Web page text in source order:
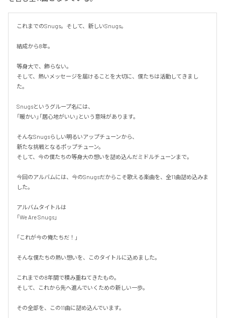
これまでのSnugs。そして、新しいSnugs。
結成から8年。
等身大で、飾らない。
そして、熱いメッセージを届けることを大切に、僕たちは活動してきまし
た。
Snugsというグループ名には、
「暖かい」「居心地がいい」という意味があります。
そんなSnugsらしい明るいアップチューンから、
新たな挑戦となるポップチューン。
そして、今の僕たちの等身大の想いを詰め込んだミドルチューンまで。
今回のアルバムには、今のSnugsだからこそ歌える楽曲を、全11曲詰め込みま
した。
アルバムタイトルは
「We Are Snugs」
「これが今の俺たちだ！」
そんな僕たちの熱い想いを、このタイトルに込めました。
これまでの8年間で積み重ねてきたもの。
そして、これから先へ進んでいくための新しい一歩。
その全部を、この11曲に詰め込んでいます。